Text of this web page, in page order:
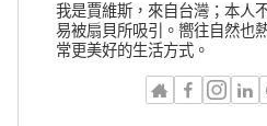
我是賈維斯，來自台灣；本人
易被扇貝所吸引。嚮往自然也
常更美好的生活方式。